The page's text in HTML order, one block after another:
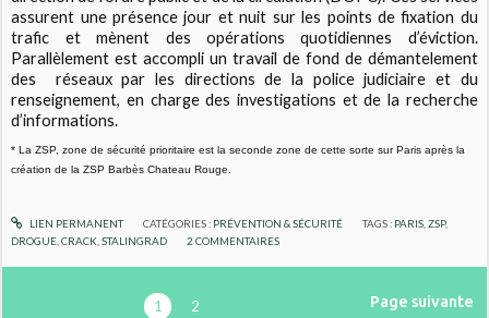
assurent une présence jour et nuit sur les points de fixation du
trafic et mènent des opérations quotidiennes d’éviction.
Parallèlement est accompli un travail de fond de démantelement
des réseaux par les directions de la police judiciaire et du
renseignement, en charge des investigations et de la recherche
d’informations.
* La ZSP, zone de sécurité prioritaire est la seconde zone de cette sorte sur Paris après la
création de la ZSP Barbès Chateau Rouge.
LIEN PERMANENT CATÉGORIES : PRÉVENTION & SÉCURITÉ TAGS : PARIS ,ZSP,
DROGUE ,CRACK ,STALINGRAD 2 COMMENTAIRES
1 2 Page suivante